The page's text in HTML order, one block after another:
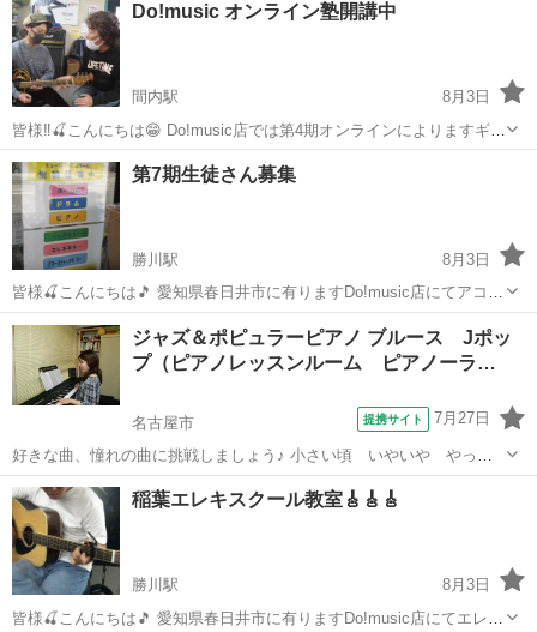
Do!music オンライン塾開講中
間内駅
8月3日
皆様‼🍒こんにちは😁 Do!music店では第4期オンラインによりますギタ
ースクール生徒さんを募集致しまます🙆‍♀️🙆‍♀️ コロナ対策の為お時間と
料金が変更になりました👌 ①元プロギタリスト稲葉先生🍒 エレキ教
室…...
愛知 春日井市 間内駅 ギター
第7期生徒さん募集
勝川駅
8月3日
皆様🍒こんにちは🎵 愛知県春日井市に有りますDo!music店にてアコー
スティックギター教室が始まりました👍️ 生徒さん募集中です😃曜日や
時間帯はオショー先生と相談になります😋料金が変更になりました🤗
理論やリズム、楽...
愛知 春日井市 勝川駅 ギター リモート
ジャズ＆ポピュラーピアノ ブルース Jポッ
プ（ピアノレッスンルーム ピアノーラ…
名古屋市 提携サイト 7月27日
好きな曲、憧れの曲に挑戦しましょう♪ 小さい頃 いやいや やって
いた練習曲ではなく 素敵なジャズの曲やポップスにチャレンジ。 アレ
ンジやコードのお勉強も出来ます。 弾き語りに挑戦される生徒さんも
たくさんいらっしゃいます。
愛知 名古屋市 ピアノ
稲葉エレキスクール教室🎸🎸🎸
勝川駅
8月3日
皆様🍒こんにちは🎵 愛知県春日井市に有りますDo!music店にてエレキ